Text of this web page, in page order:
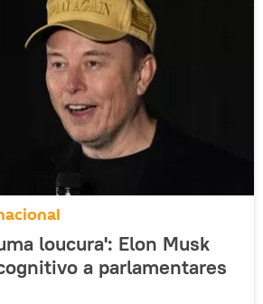
loucura': Elon Musk
a parlamentares